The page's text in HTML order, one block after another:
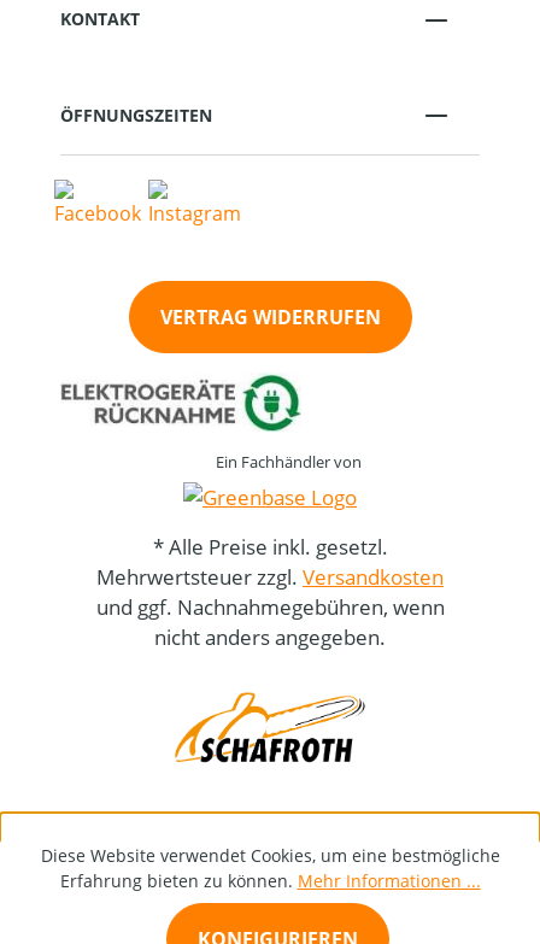
KONTAKT
ÖFFNUNGSZEITEN
VERTRAG WIDERRUFEN
Ein Fachhändler von
* Alle Preise inkl. gesetzl.
Mehrwertsteuer zzgl. Versandkosten
und ggf. Nachnahmegebühren, wenn
nicht anders angegeben.
Diese Website verwendet Cookies, um eine bestmögliche
Erfahrung bieten zu können. Mehr Informationen ...